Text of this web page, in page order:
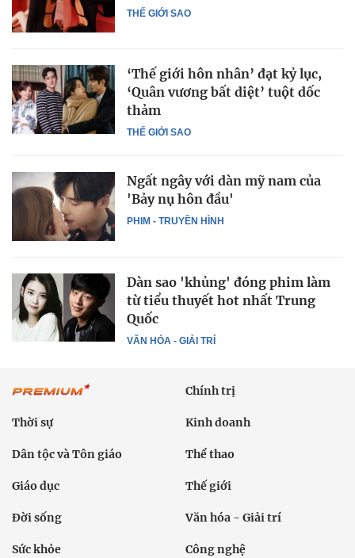
THẾ GIỚI SAO
THẾ GIỚI SAO
‘Thế giới hôn nhân’ đạt kỷ lục,
‘Quân vương bất diệt’ tuột dốc
thảm
PHIM - TRUYỀN HÌNH
Ngất ngây với dàn mỹ nam của
'Bảy nụ hôn đầu'
VĂN HÓA - GIẢI TRÍ
Dàn sao 'khủng' đóng phim làm
từ tiểu thuyết hot nhất Trung
Quốc
Chính trị
Thời sự Kinh doanh
Dân tộc và Tôn giáo Thể thao
Giáo dục Thế giới
Đời sống Văn hóa - Giải trí
Sức khỏe Công nghệ